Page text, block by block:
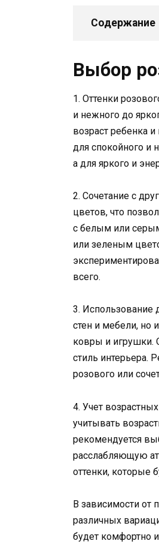
Содержание
Выбор
1. Оттенки
и нежного до
возраст ребенка
для спокойного и
а для яркого и
2. Сочетание с
цветов, что
с белым или
или зеленым
всего.
3. Использование
стен и мебели, но
ковры и игрушки.
стиль интерьера.
розового или
4. Учет
учитывать
рекомендуется
расслабляющую
оттенки, которые
В зависимости от
различных
будет комфортно